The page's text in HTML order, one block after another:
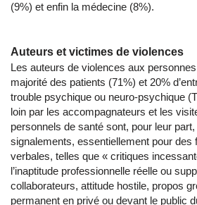
(9%) et enfin la médecine (8%).
Auteurs et victimes de violences
Les auteurs de violences aux
majorité des patients (71%) et 20%
trouble psychique ou neuro-psychique
loin par les accompagnateurs et les
personnels de santé sont, pour leur
signalements, essentiellement pour des
verbales, telles que « critiques
l’inaptitude professionnelle réelle ou
collaborateurs, attitude hostile, propos
permanent en privé ou devant le public